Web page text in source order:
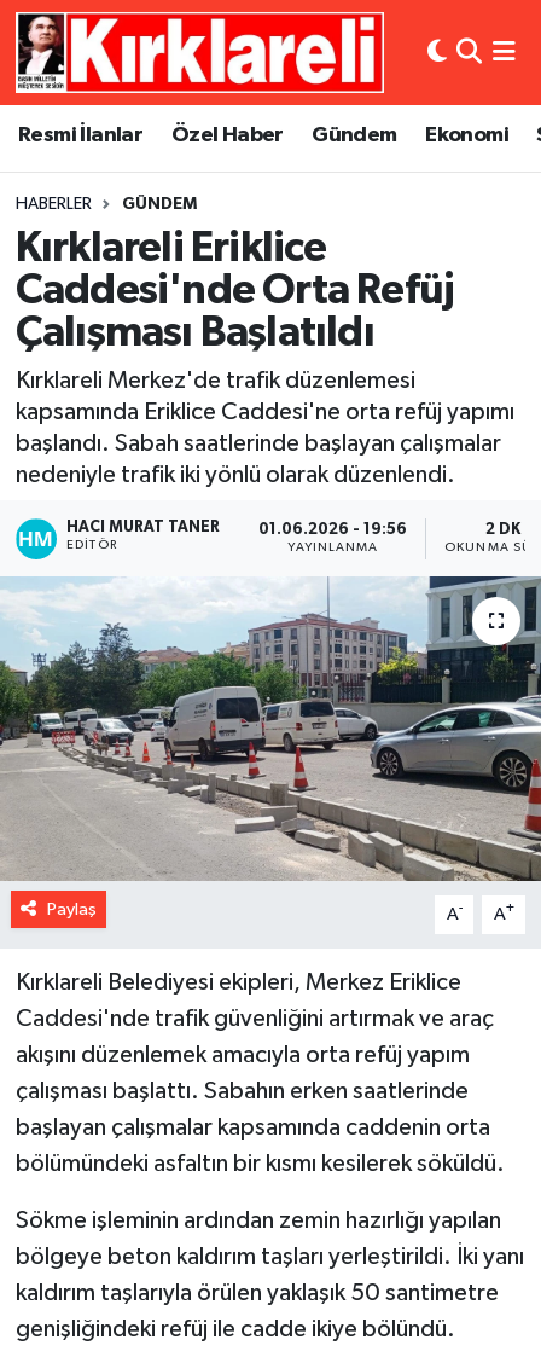
Resmi İlanlar Özel Haber Gündem Ekonomi
HABERLER GÜNDEM
Kırklareli Eriklice
Caddesi'nde Orta Refüj
Çalışması Başlatıldı
Kırklareli Merkez'de trafik düzenlemesi
kapsamında Eriklice Caddesi'ne orta refüj yapımı
başlandı. Sabah saatlerinde başlayan çalışmalar
nedeniyle trafik iki yönlü olarak düzenlendi.
HACI MURAT TANER
EDITÖR
01.06.2026 - 19:56
YAYINLANMA
2 DK
OKUNMA
Paylaş A- A+
Kırklareli Belediyesi ekipleri, Merkez Eriklice
Caddesi'nde trafik güvenliğini artırmak ve araç
akışını düzenlemek amacıyla orta refüj yapım
çalışması başlattı. Sabahın erken saatlerinde
başlayan çalışmalar kapsamında caddenin orta
bölümündeki asfaltın bir kısmı kesilerek söküldü.
Sökme işleminin ardından zemin hazırlığı yapılan
bölgeye beton kaldırım taşları yerleştirildi. İki yanı
kaldırım taşlarıyla örülen yaklaşık 50 santimetre
genişliğindeki refüj ile cadde ikiye bölündü.
Resmi İlanlar
Gündem
Ekonomi
Siyaset
Asayiş
Dünya
Eğitim
Kültür Sanat
Magazin
Medya
Sağlık
Künye
Gizlilik Sözleşmesi
Merkez Nöbetçi Eczaneler
Merkez Trafik Yoğunluk Haritası
Süper Lig Puan Durumu ve Fikstür
Tüm Manşetler
Son Dakika Haberleri
Haber Arşivi